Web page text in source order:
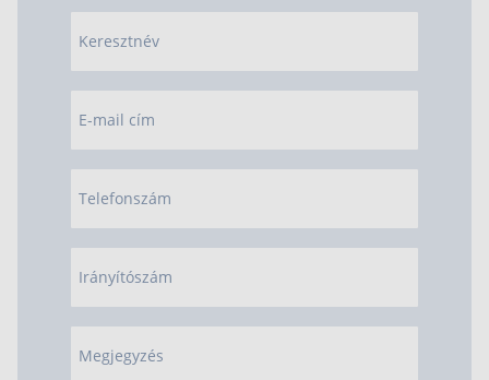
Keresztnév
E-mail cím
Telefonszám
Irányítószám
Megjegyzés